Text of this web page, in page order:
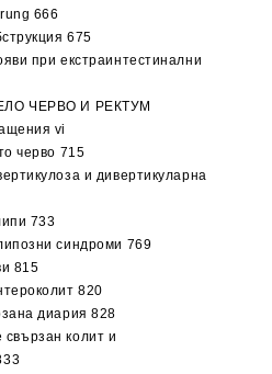
666
675
при екстраинтестинални
ЧЕРВО И РЕКТУМ
vi
черво 715
и дивертикуларна
733
синдроми 769
815
820
диария 828
колит и